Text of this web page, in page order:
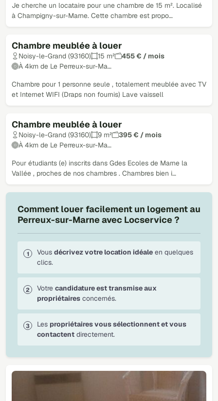
Je cherche un locataire pour une chambre de 15 m². Localisé
à Champigny-sur-Marne. Cette chambre est propo…
Chambre meublée à louer
Noisy-le-Grand (93160) 15 m²
455 € / mois
À 4km de Le Perreux-sur-Ma…
Chambre pour 1 personne seule , totalement meublée avec TV
et Internet WIFI (Draps non fournis) Lave vaissell
Chambre meublée à louer
Noisy-le-Grand (93160) 9 m²
395 € / mois
À 4km de Le Perreux-sur-Ma…
Pour étudiants (e) inscrits dans Gdes Ecoles de Marne la
Vallée , proches de nos chambres . Chambres bien i…
Comment louer facilement un logement au
Perreux-sur-Marne avec Locservice ?
Vous décrivez votre location idéale en quelques
clics.
Votre candidature est transmise aux
propriétaires concernés.
Les propriétaires vous sélectionnent et vous
contactent directement.